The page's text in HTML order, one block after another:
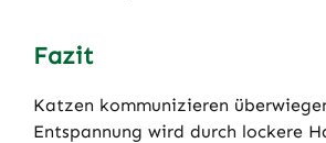
Fazit
Katzen kommunizieren
Entspannung wird durch lockere